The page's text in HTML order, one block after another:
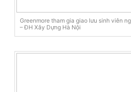
Greenmore tham gia giao lưu sinh viên
– ĐH Xây Dựng Hà Nội